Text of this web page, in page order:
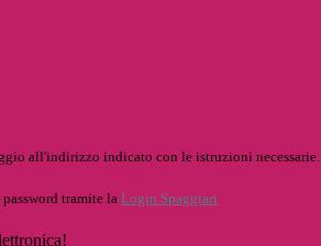
all'indirizzo indicato con le istruzioni necessarie.
tramite la Login Spaggiari